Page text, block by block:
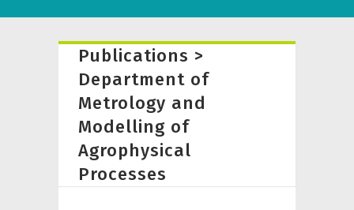
Publications >
Department of
Metrology and
Modelling of
Agrophysical
Processes